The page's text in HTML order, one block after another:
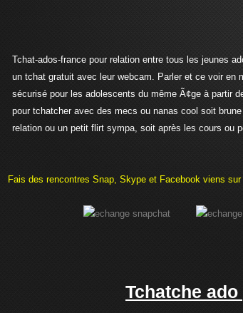
Tchat-ados-france pour relation entre tous les jeunes
un tchat gratuit avec leur webcam. Parler et ce voir en
sécurisé pour les adolescents du même Ã¢ge à partir
pour tchatcher avec des mecs ou nanas cool soit
relation ou un petit flirt sympa, soit après les cours ou
Fais des rencontres Snap, Skype et Facebook viens
Tchatche